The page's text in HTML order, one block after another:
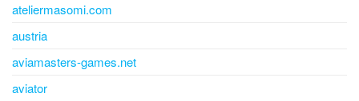
ateliermasomi.com
austria
aviamasters-games.net
aviator